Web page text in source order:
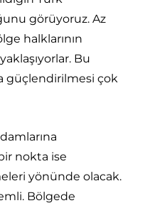
görüyoruz. Az
halklarının
Bu
güçlendirilmesi çok
nokta ise
yönünde olacak.
Bölgede